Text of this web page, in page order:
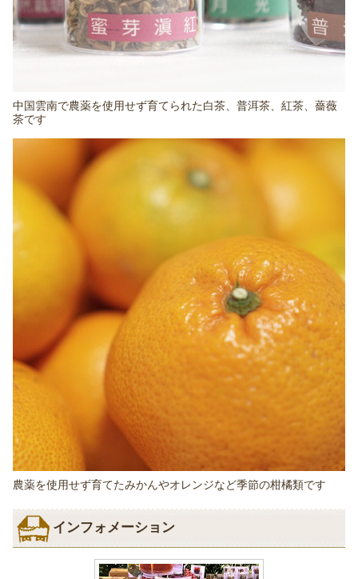
中国雲南で農薬を使用せず育てられた白茶、普洱茶、紅茶、薔薇
茶です
農薬を使用せず育てたみかんやオレンジなど季節の柑橘類です
インフォメーション